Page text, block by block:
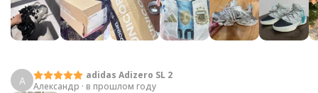
А
adidas Adizero SL 2
Александр · в прошлом году